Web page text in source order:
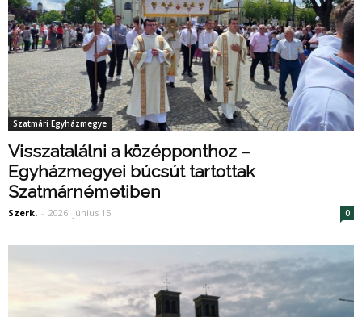
Szatmári Egyházmegye
Visszatalálni a középponthoz –
Egyházmegyei búcsút tartottak
Szatmárnémetiben
Szerk. - 2026. június 15. 0